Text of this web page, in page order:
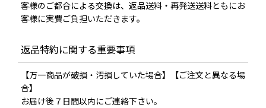
客様のご都合による交換は、返品送料・再発送送料ともにお
客様に実費ご負担いただきます。
返品特約に関する重要事項
【万一商品が破損・汚損していた場合】【ご注文と異なる場
合】
お届け後７日間以内にご連絡下さい。